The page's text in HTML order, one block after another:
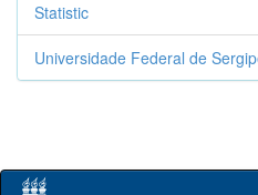
Statistic
Universidade Federal de